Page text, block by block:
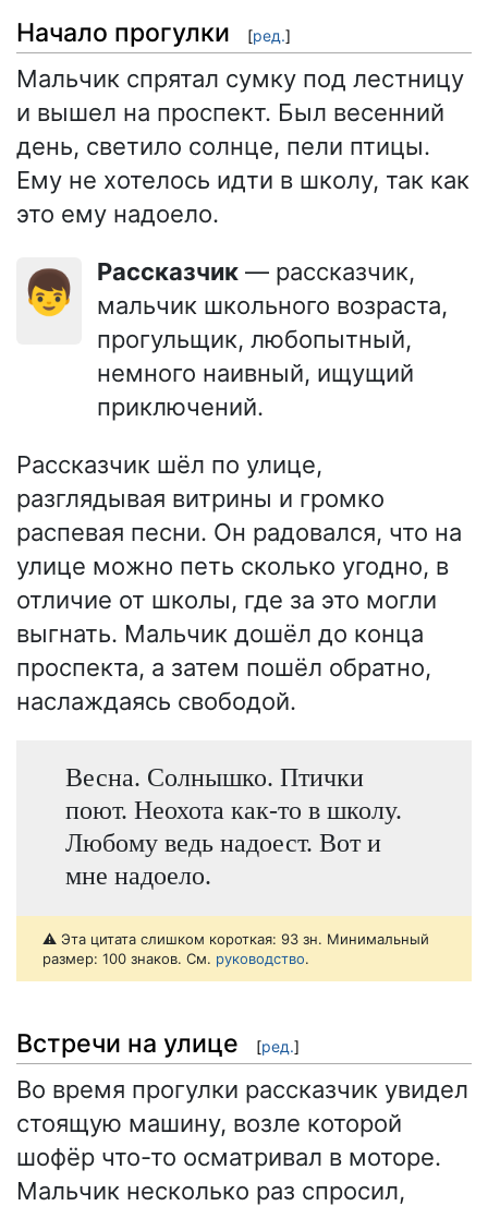
Начало прогулки [ред.]
Мальчик спрятал сумку под лестницу
и вышел на проспект. Был весенний
день, светило солнце, пели птицы.
Ему не хотелось идти в школу, так как
это ему надоело.
👦 Рассказчик — рассказчик,
мальчик школьного возраста,
прогульщик, любопытный,
немного наивный, ищущий
приключений.
Рассказчик шёл по улице,
разглядывая витрины и громко
распевая песни. Он радовался, что на
улице можно петь сколько угодно, в
отличие от школы, где за это могли
выгнать. Мальчик дошёл до конца
проспекта, а затем пошёл обратно,
наслаждаясь свободой.
Весна. Солнышко. Птички
поют. Неохота как-то в школу.
Любому ведь надоест. Вот и
мне надоело.
⚠️ Эта цитата слишком короткая: 93 зн. Минимальный
размер: 100 знаков. См. руководство.
Встречи на улице [ред.]
Во время прогулки рассказчик увидел
стоящую машину, возле которой
шофёр что-то осматривал в моторе.
Мальчик несколько раз спросил,